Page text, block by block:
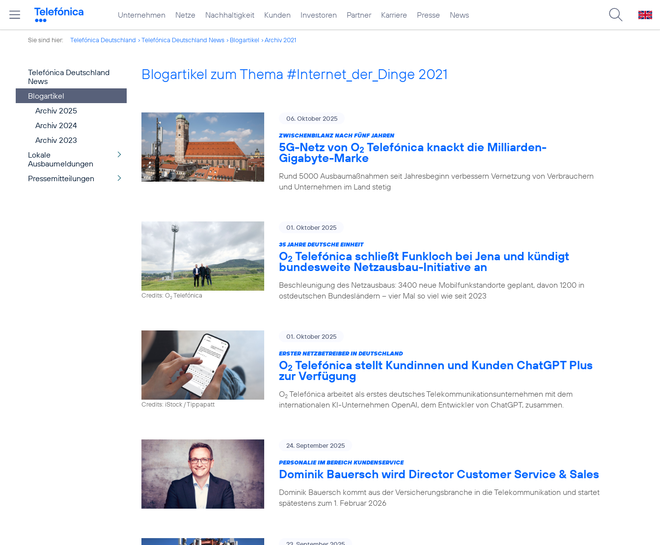
Unternehmen Netze Nachhaltigkeit Kunden Investoren Partner Karriere Presse News
Sie sind hier: Telefónica Deutschland Telefónica Deutschland News Blogartikel Archiv 2021
Telefónica Deutschland
News
Blogartikel
Archiv 2025
Archiv 2024
Archiv 2023
Lokale
Ausbaumeldungen
Pressemitteilungen
Blogartikel zum Thema #Internet_der_Dinge 2021
06. Oktober 2025
ZWISCHENBILANZ NACH FÜNF JAHREN
5G-Netz von O2 Telefónica knackt die Milliarden-
Gigabyte-Marke
Rund 5000 Ausbaumaßnahmen seit Jahresbeginn verbessern Vernetzung von Verbrauchern
und Unternehmen im Land stetig
Credits: O2Telefónica
01. Oktober 2025
35 JAHRE DEUTSCHE EINHEIT
O2 Telefónica schließt Funkloch bei Jena und kündigt
bundesweite Netzausbau-Initiative an
Beschleunigung des Netzausbaus: 3400 neue Mobilfunkstandorte geplant, davon 1200 in
ostdeutschen Bundesländern – vier Mal so viel wie seit 2023
Credits: iStock / Tippapatt
01. Oktober 2025
ERSTER NETZBETREIBER IN DEUTSCHLAND
O2 Telefónica stellt Kundinnen und Kunden ChatGPT Plus
zur Verfügung
O2 Telefónica arbeitet als erstes deutsches Telekommunikationsunternehmen mit dem
internationalen KI-Unternehmen OpenAI, dem Entwickler von ChatGPT, zusammen.
24. September 2025
PERSONALIE IM BEREICH KUNDENSERVICE
Dominik Bauersch wird Director Customer Service & Sales
Dominik Bauersch kommt aus der Versicherungsbranche in die Telekommunikation und startet
spätestens zum 1. Februar 2026